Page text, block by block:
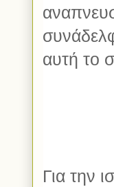
αυτή το
Για την